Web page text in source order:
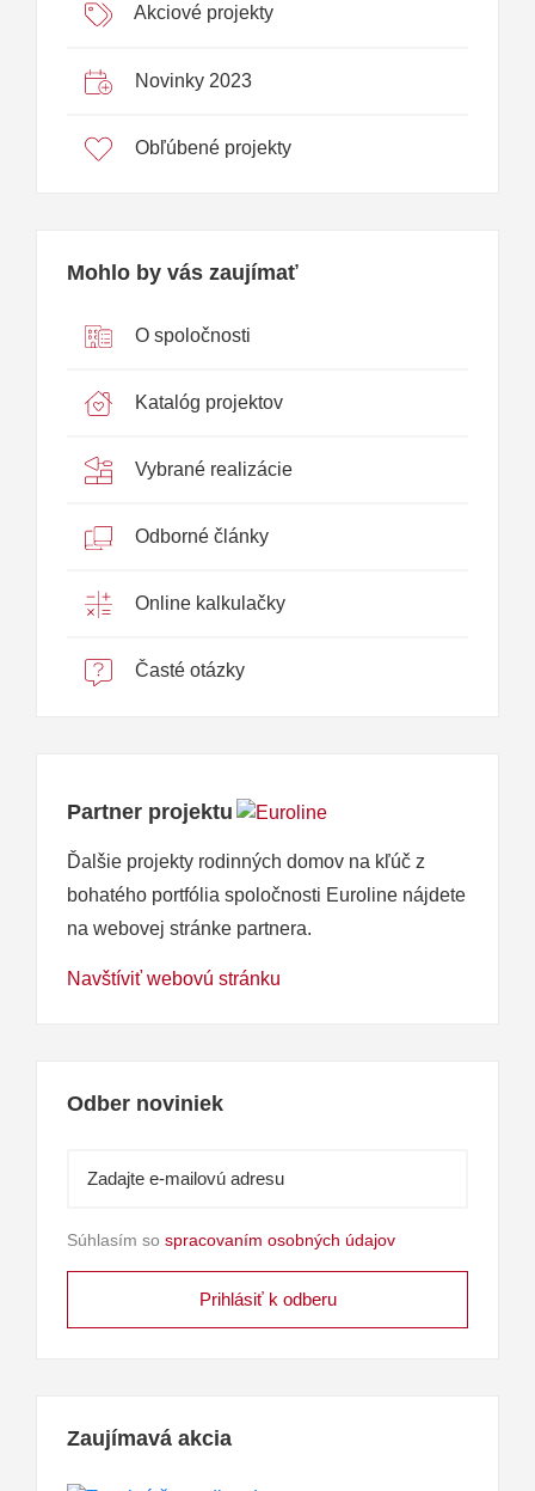
Akciové projekty
Novinky 2023
Obľúbené projekty
Mohlo by vás zaujímať
O spoločnosti
Katalóg projektov
Vybrané realizácie
Odborné články
Online kalkulačky
Časté otázky
Partner projektu
Ďalšie projekty rodinných domov na kľúč z
bohatého portfólia spoločnosti Euroline nájdete
na webovej stránke partnera.
Navštíviť webovú stránku
Odber noviniek
Súhlasím so spracovaním osobných údajov
Zaujímavá akcia